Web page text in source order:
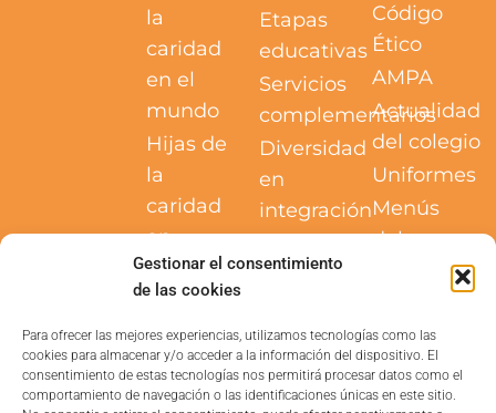
Gestionar el consentimiento
de las cookies
Para ofrecer las mejores experiencias, utilizamos tecnologías como las
cookies para almacenar y/o acceder a la información del dispositivo. El
consentimiento de estas tecnologías nos permitirá procesar datos como el
comportamiento de navegación o las identificaciones únicas en este sitio.
la
caridad
en el
mundo
Hijas de
la
caridad
en
España
España
norte
JMV
MISEVI
Etapas
educativas
Servicios
complementarios
Diversidad
en
integración
educativa
ayudas
Código
Ético
AMPA
Actualidad
del colegio
Uniformes
Menús
del
comedor
con
nosotros